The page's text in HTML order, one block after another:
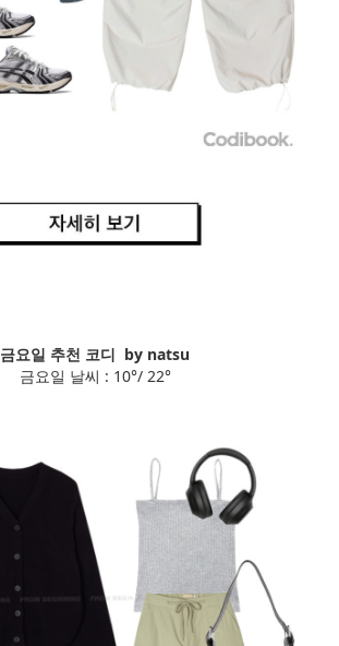
금요일 추천 코디 by natsu
금요일 날씨 : 10°/ 22°